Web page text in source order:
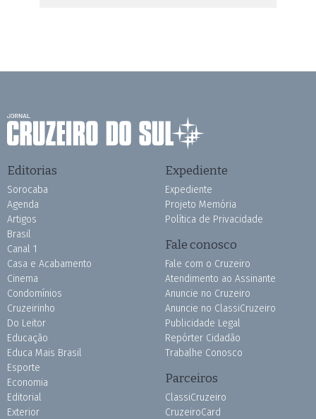
Editorias
Sorocaba
Agenda
Artigos
Brasil
Canal 1
Casa e Acabamento
Cinema
Condomínios
Cruzeirinho
Do Leitor
Educação
Educa Mais Brasil
Esporte
Economia
Editorial
Exterior
Expediente
Expediente
Projeto Memória
Política de Privacidade
Fale conosco
Fale com o Cruzeiro
Atendimento ao Assinante
Anuncie no Cruzeiro
Anuncie no ClassiCruzeiro
Publicidade Legal
Repórter Cidadão
Trabalhe Conosco
Parceiros
ClassiCruzeiro
CruzeiroCard